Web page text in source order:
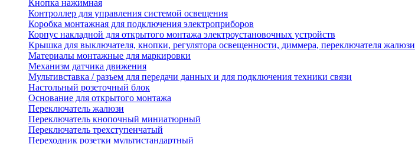
Кнопка нажимная
Контроллер для управления системой освещения
Коробка монтажная для подключения электроприборов
Корпус накладной для открытого монтажа электроустановочных устройств
Крышка для выключателя, кнопки, регулятора освещенности, диммера, переключателя жалюзи
Материалы монтажные для маркировки
Механизм датчика движения
Мультивставка / разъем для передачи данных и для подключения техники связи
Настольный розеточный блок
Основание для открытого монтажа
Переключатель жалюзи
Переключатель кнопочный миниатюрный
Переключатель трехступенчатый
Переходник розетки мультистандартный